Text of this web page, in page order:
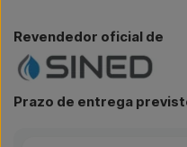
Revendedor oficial de
Prazo de entrega